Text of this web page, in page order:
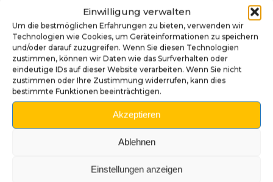
Einwilligung verwalten
Um die bestmöglichen Erfahrungen zu bieten, verwenden wir
Technologien wie Cookies, um Geräteinformationen zu speichern
und/oder darauf zuzugreifen. Wenn Sie diesen Technologien
zustimmen, können wir Daten wie das Surfverhalten oder
eindeutige IDs auf dieser Website verarbeiten. Wenn Sie nicht
zustimmen oder Ihre Zustimmung widerrufen, kann dies
bestimmte Funktionen beeinträchtigen.
Akzeptieren
Ablehnen
Einstellungen anzeigen
Verwandeln Sie Ihren Aerosmith Flipper in eine
spektakuläre Maschine mit diesem
handgefertigten Joker Shooter-Griff – garantiert
ein Hingucker bei jeder Partie.